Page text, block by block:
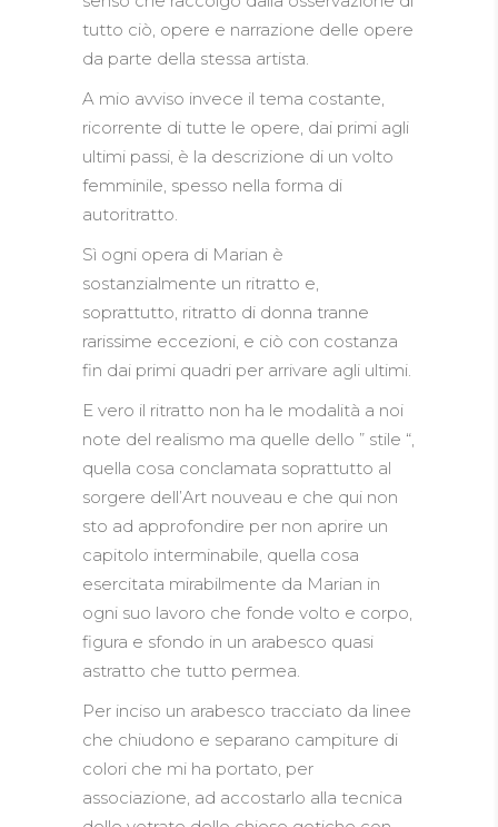
tutto ciò, opere e narrazione delle opere
da parte della stessa artista.
A mio avviso invece il tema costante,
ricorrente di tutte le opere, dai primi agli
ultimi passi, è la descrizione di un volto
femminile, spesso nella forma di
autoritratto.
Sì ogni opera di Marian è
sostanzialmente un ritratto e,
soprattutto, ritratto di donna tranne
rarissime eccezioni, e ciò con costanza
fin dai primi quadri per arrivare agli ultimi.
E vero il ritratto non ha le modalità a noi
note del realismo ma quelle dello ” stile “,
quella cosa conclamata soprattutto al
sorgere dell’Art nouveau e che qui non
sto ad approfondire per non aprire un
capitolo interminabile, quella cosa
esercitata mirabilmente da Marian in
ogni suo lavoro che fonde volto e corpo,
figura e sfondo in un arabesco quasi
astratto che tutto permea.
Per inciso un arabesco tracciato da linee
che chiudono e separano campiture di
colori che mi ha portato, per
associazione, ad accostarlo alla tecnica